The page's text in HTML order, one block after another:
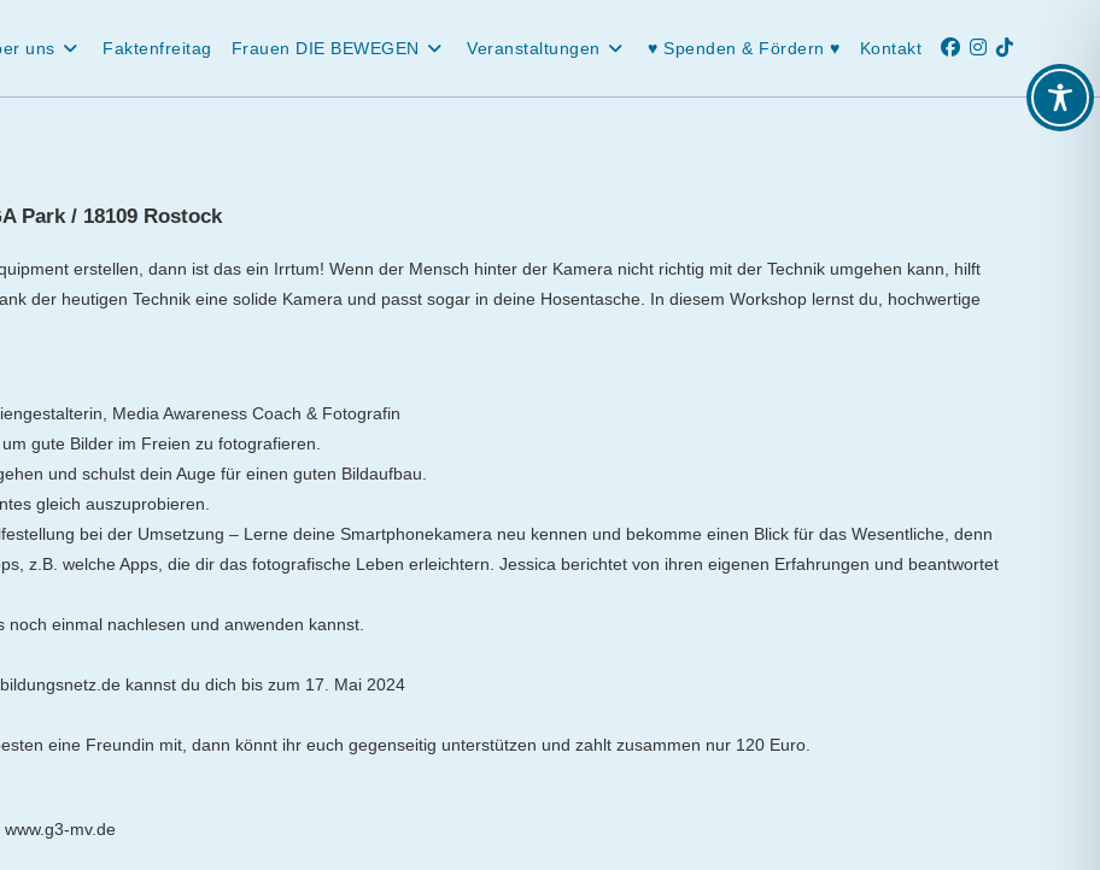
uns Faktenfreitag Frauen DIE BEWEGEN Veranstaltungen ♥ Spenden & Fördern ♥ Kontakt
Park / 18109 Rostock
erstellen, dann ist das ein Irrtum! Wenn der Mensch hinter der Kamera nicht richtig mit der Technik umgehen kann, hilft
der heutigen Technik eine solide Kamera und passt sogar in deine Hosentasche. In diesem Workshop lernst du, hochwertige
Media Awareness Coach & Fotografin
gute Bilder im Freien zu fotografieren.
und schulst dein Auge für einen guten Bildaufbau.
gleich auszuprobieren.
bei der Umsetzung – Lerne deine Smartphonekamera neu kennen und bekomme einen Blick für das Wesentliche, denn
z.B. welche Apps, die dir das fotografische Leben erleichtern. Jessica berichtet von ihren eigenen Erfahrungen und beantwortet
einmal nachlesen und anwenden kannst.
kannst du dich bis zum 17. Mai 2024
eine Freundin mit, dann könnt ihr euch gegenseitig unterstützen und zahlt zusammen nur 120 Euro.
mv.de